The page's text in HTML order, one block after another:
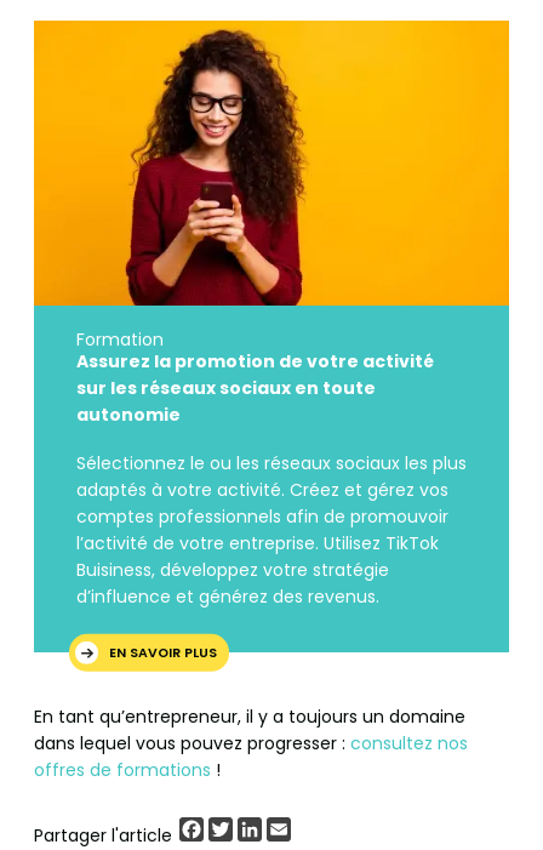
Formation
Assurez la promotion de votre activité
sur les réseaux sociaux en toute
autonomie
Sélectionnez le ou les réseaux sociaux les plus
adaptés à votre activité. Créez et gérez vos
comptes professionnels afin de promouvoir
l’activité de votre entreprise. Utilisez TikTok
Buisiness, développez votre stratégie
d’influence et générez des revenus.
EN SAVOIR PLUS
En tant qu’entrepreneur, il y a toujours un domaine
dans lequel vous pouvez progresser : consultez nos
offres de formations !
Partager l'article Facebook
TwitterLinkedIn